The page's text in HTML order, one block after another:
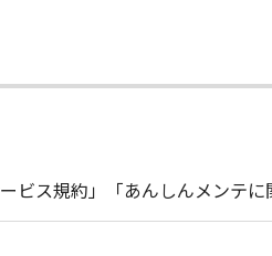
ビス規約」「あんしんメンテ